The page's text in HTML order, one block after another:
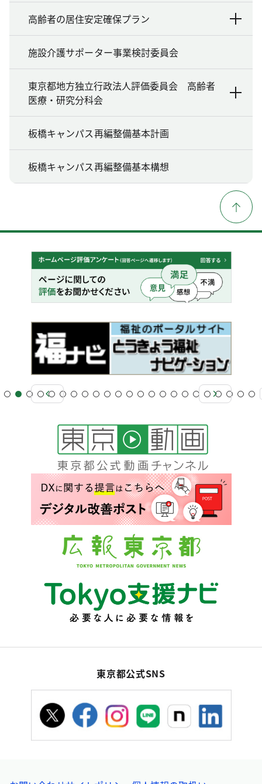
高齢者の居住安定確保プラン
施設介護サポーター事業検討委員会
東京都地方独立行政法人評価委員会 高齢者
医療・研究分科会
板橋キャンパス再編整備基本計画
板橋キャンパス再編整備基本構想
東京都公式SNS